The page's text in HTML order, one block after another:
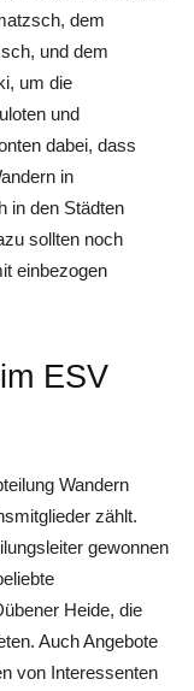
dem
und dem
um die
und
dabei, dass
in
in den Städten
sollten noch
einbezogen
ESV
Wandern
zählt.
gewonnen
Heide, die
Auch Angebote
von Interessenten